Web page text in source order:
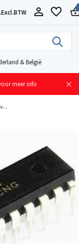
Excl.BTW
in Nederland
meer info